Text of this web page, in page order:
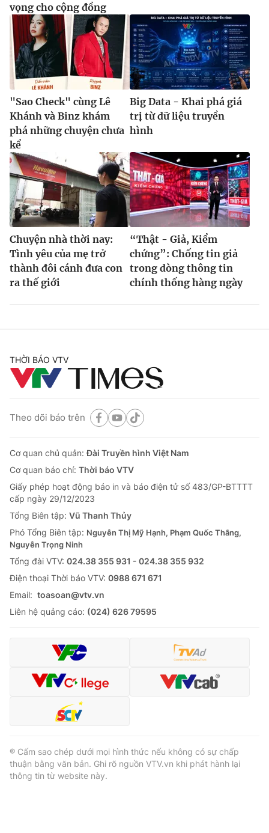
vọng cho cộng đồng
"Sao Check" cùng Lê
Khánh và Binz khám
phá những chuyện chưa
kể
Big Data - Khai phá giá
trị từ dữ liệu truyền
hình
Chuyện nhà thời nay:
Tình yêu của mẹ trở
thành đôi cánh đưa con
ra thế giới
“Thật - Giả, Kiểm
chứng”: Chống tin giả
trong dòng thông tin
chính thống hàng ngày
THỜI BÁO VTV
Theo dõi báo trên
Cơ quan chủ quản:Đài Truyền hình Việt Nam
Cơ quan báo chí: Thời báo VTV
Giấy phép hoạt động báo in và báo điện tử số 483/GP-BTTTT
cấp ngày 29/12/2023
Tổng Biên tập: Vũ Thanh Thủy
Phó Tổng Biên tập: Nguyễn Thị Mỹ Hạnh, Phạm Quốc Thắng,
Nguyễn Trọng Ninh
Tổng đài VTV: 024.38 355 931 - 024.38 355 932
Ðiện thoại Thời báo VTV: 0988 671 671
Email: toasoan@vtv.vn
Liên hệ quảng cáo: (024) 626 79595
® Cấm sao chép dưới mọi hình thức nếu không có sự chấp
thuận bằng văn bản. Ghi rõ nguồn VTV.vn khi phát hành lại
thông tin từ website này.